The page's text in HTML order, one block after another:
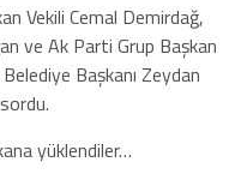
Vekili Cemal Demirdağ,
ve Ak Parti Grup Başkan
Başkanı Zeydan
yüklendiler…